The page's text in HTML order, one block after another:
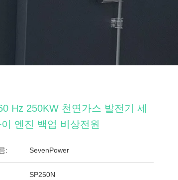
Hz 250KW 천연가스 발전기 세
엔진 백업 비상전원
: SevenPower
SP250N